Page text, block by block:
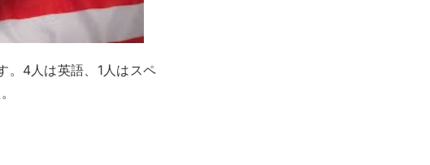
。4人は英語、1人はスペ